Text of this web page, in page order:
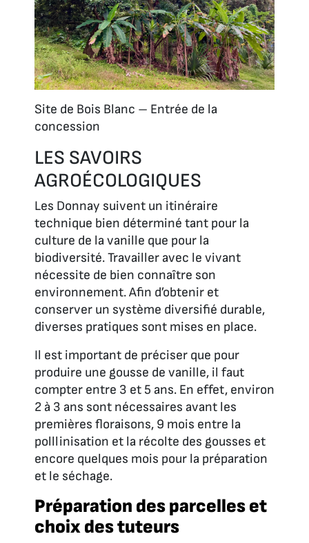
Site de Bois Blanc – Entrée de la
concession
LES SAVOIRS
AGROÉCOLOGIQUES
Les Donnay suivent un itinéraire
technique bien déterminé tant pour la
culture de la vanille que pour la
biodiversité. Travailler avec le vivant
nécessite de bien connaître son
environnement. Afin d’obtenir et
conserver un système diversifié durable,
diverses pratiques sont mises en place.
Il est important de préciser que pour
produire une gousse de vanille, il faut
compter entre 3 et 5 ans. En effet, environ
2 à 3 ans sont nécessaires avant les
premières floraisons, 9 mois entre la
polllinisation et la récolte des gousses et
encore quelques mois pour la préparation
et le séchage.
Préparation des parcelles et
choix des tuteurs